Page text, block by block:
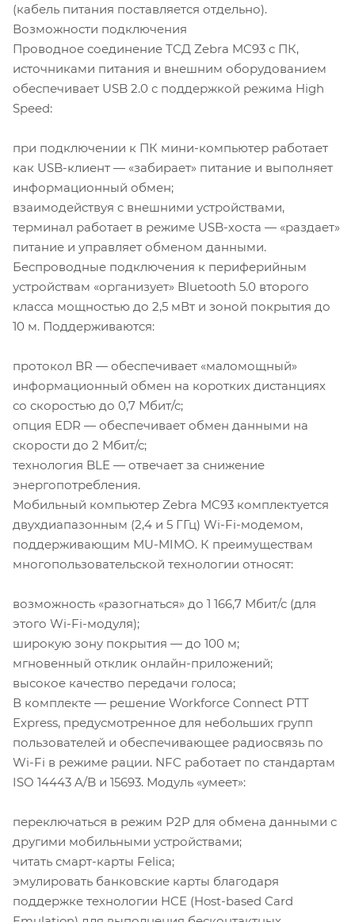
(кабель питания поставляется отдельно).
Возможности подключения
Проводное соединение ТСД Zebra MC93 с ПК,
источниками питания и внешним оборудованием
обеспечивает USB 2.0 с поддержкой режима High
Speed:
при подключении к ПК мини-компьютер работает
как USB-клиент — «забирает» питание и выполняет
информационный обмен;
взаимодействуя с внешними устройствами,
терминал работает в режиме USB-хоста — «раздает»
питание и управляет обменом данными.
Беспроводные подключения к периферийным
устройствам «организует» Bluetooth 5.0 второго
класса мощностью до 2,5 мВт и зоной покрытия до
10 м. Поддерживаются:
протокол BR — обеспечивает «маломощный»
информационный обмен на коротких дистанциях
со скоростью до 0,7 Мбит/с;
опция EDR — обеспечивает обмен данными на
скорости до 2 Мбит/с;
технология BLE — отвечает за снижение
энергопотребления.
Мобильный компьютер Zebra MC93 комплектуется
двухдиапазонным (2,4 и 5 ГГц) Wi-Fi-модемом,
поддерживающим MU-MIMO. К преимуществам
многопользовательской технологии относят:
возможность «разогнаться» до 1 166,7 Мбит/с (для
этого Wi-Fi-модуля);
широкую зону покрытия — до 100 м;
мгновенный отклик онлайн-приложений;
высокое качество передачи голоса;
В комплекте — решение Workforce Connect PTT
Express, предусмотренное для небольших групп
пользователей и обеспечивающее радиосвязь по
Wi-Fi в режиме рации. NFC работает по стандартам
ISO 14443 A/B и 15693. Модуль «умеет»:
переключаться в режим P2P для обмена данными с
другими мобильными устройствами;
читать смарт-карты Felica;
эмулировать банковские карты благодаря
поддержке технологии HCE (Host-based Card